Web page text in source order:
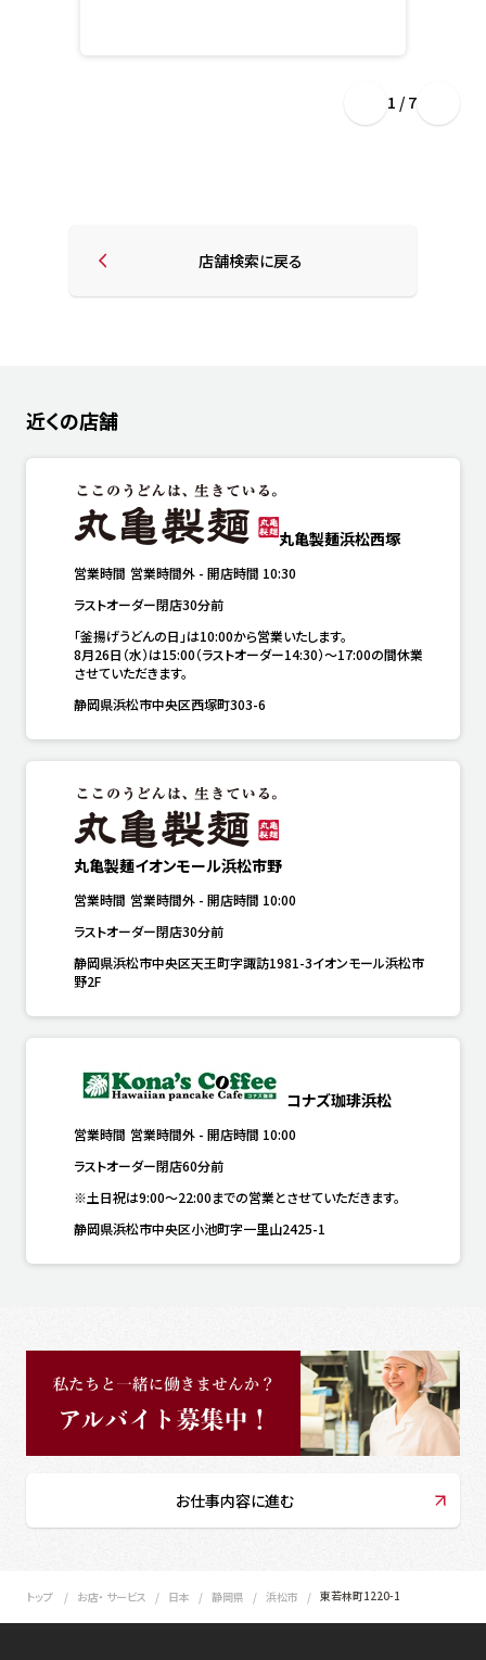
1 / 7
店舗検索に戻る
近くの店舗
丸亀製麺浜松西塚
営業時間 営業時間外 - 開店時間 10:30
ラストオーダー閉店30分前
「釜揚げうどんの日」は10:00から営業いたします。
8月26日（水）は15:00（ラストオーダー14:30）～17:00の間休業
させていただきます。
静岡県浜松市中央区西塚町303-6
丸亀製麺イオンモール浜松市野
営業時間 営業時間外 - 開店時間 10:00
ラストオーダー閉店30分前
静岡県浜松市中央区天王町字諏訪1981-3イオンモール浜松市
野2F
コナズ珈琲浜松
営業時間 営業時間外 - 開店時間 10:00
ラストオーダー閉店60分前
※土日祝は9:00～22:00までの営業とさせていただきます。
静岡県浜松市中央区小池町字一里山2425-1
お仕事内容に進む
トップ お店・ サービス 日本 静岡県 浜松市 東若林町1220-1